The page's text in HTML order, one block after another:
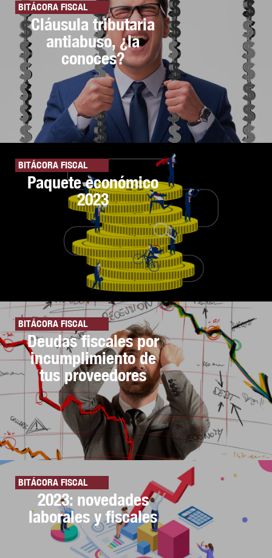
BITÁCORA FISCAL
Cláusula tributaria
antiabuso, ¿la
conoces?
BITÁCORA FISCAL
Paquete económico
2023
BITÁCORA FISCAL
Deudas fiscales por
incumplimiento de
tus proveedores
BITÁCORA FISCAL
2023: novedades
laborales y fiscales